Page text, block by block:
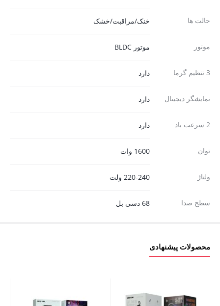
حالت ها خنک/مراقبت/خشک
موتور موتور BLDC
3 تنظیم گرما دارد
نمایشگر دیجیتال دارد
2 سرعت باد دارد
توان 1600 وات
ولتاژ 220-240 ولت
سطح صدا 68 دسی بل
محصولات پیشنهادی